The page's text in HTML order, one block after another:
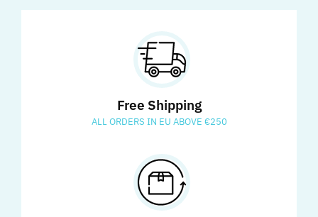
Free Shipping
ALL ORDERS IN EU ABOVE €250